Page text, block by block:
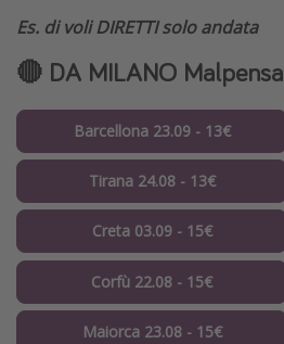
Es. di voli DIRETTI solo andata
🔴 DA MILANO Malpensa
Barcellona 23.09 - 13€
Tirana 24.08 - 13€
Creta 03.09 - 15€
Corfù 22.08 - 15€
Maiorca 23.08 - 15€